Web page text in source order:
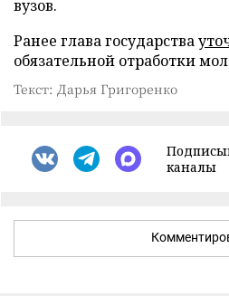
вузов.
Ранее глава государства
обязательной отработки
Текст: Дарья Григоренко
каналы